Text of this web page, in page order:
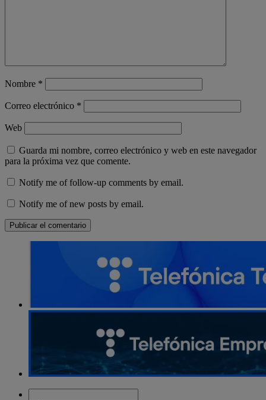
Nombre *
Correo electrónico *
Web
Guarda mi nombre, correo electrónico y web en este navegador
para la próxima vez que comente.
Notify me of follow-up comments by email.
Notify me of new posts by email.